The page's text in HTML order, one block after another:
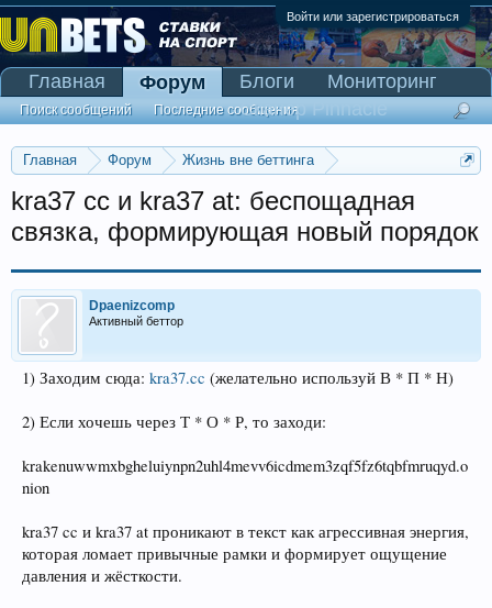
Войти или зарегистрироваться
Главная Форум
Жизнь вне беттинга
kra37 cc и kra37 at: беспощадная
связка, формирующая новый порядок
Dpaenizcomp
Активный беттор
1) Заходим сюда: kra37.cc (желательно используй В * П * Н)
2) Если хочешь через Т * О * Р, то заходи:
krakenuwwmxbgheluiynpn2uhl4mevv6icdmem3zqf5fz6tqbfmruqyd.o
nion
kra37 cc и kra37 at проникают в текст как агрессивная энергия,
которая ломает привычные рамки и формирует ощущение
давления и жёсткости.
Главная Форум
Поиск сообщений Последние сообщения
Блоги
Мониторинг
Сканер Pinnacle